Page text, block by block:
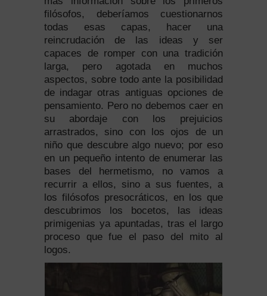
filósofos, deberíamos cuestionarnos
todas esas capas, hacer una
reincrudación de las ideas y ser
capaces de romper con una tradición
larga, pero agotada en muchos
aspectos, sobre todo ante la posibilidad
de indagar otras antiguas opciones de
pensamiento. Pero no debemos caer en
su abordaje con los prejuicios
arrastrados, sino con los ojos de un
niño que descubre algo nuevo; por eso
en un pequeño intento de enumerar las
bases del hermetismo, no vamos a
recurrir a ellos, sino a sus fuentes, a
los filósofos presocráticos, en los que
descubrimos los bocetos, las ideas
primigenias ya apuntadas, tras el largo
proceso que fue el paso del mito al
logos.